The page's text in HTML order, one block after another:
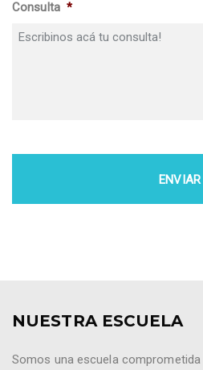
Consulta *
NUESTRA ESCUELA
Somos una escuela